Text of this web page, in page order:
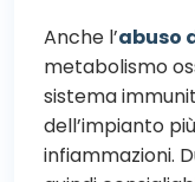
Anche l’abuso
metabolismo
sistema
dell’impianto
infiammazioni.